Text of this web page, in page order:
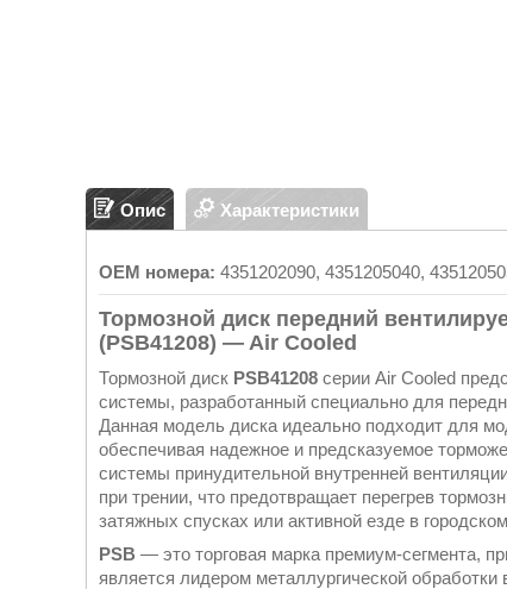
Опис Характеристики
OEM номера: 4351202090, 4351205040,
Тормозной диск передний
(PSB41208) — Air Cooled
Тормозной диск PSB41208 серии Air Cooled
системы, разработанный специально для
Данная модель диска идеально подходит для
обеспечивая надежное и предсказуемое
системы принудительной внутренней
при трении, что предотвращает перегрев
затяжных спусках или активной езде в
PSB — это торговая марка премиум-сегмента,
является лидером металлургической